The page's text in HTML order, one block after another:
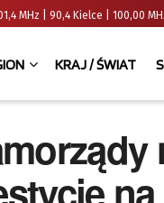
MHz | 90,4 Kielce | 100,00
KRAJ / ŚWIAT